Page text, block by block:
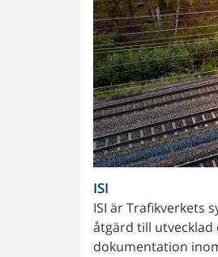
ISI
ISI är Trafikverkets
åtgärd till
dokumentation